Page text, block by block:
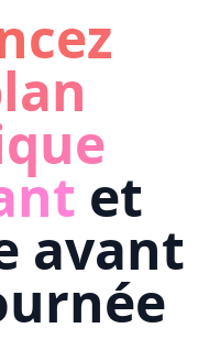
et
avant